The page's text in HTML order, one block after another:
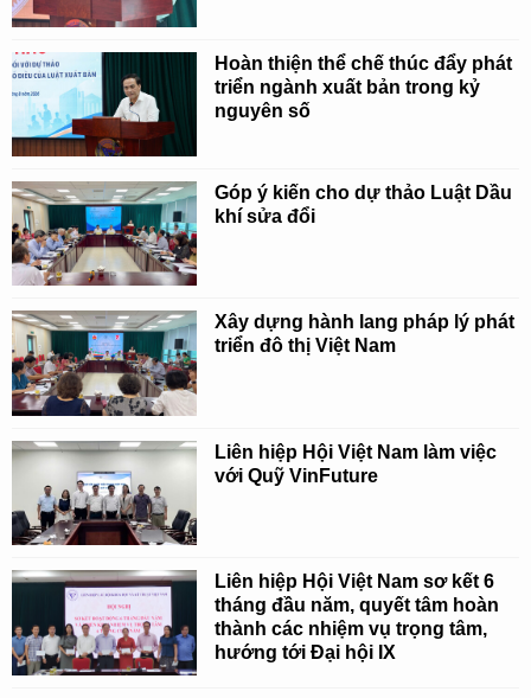
Hoàn thiện thể chế thúc đẩy phát
triển ngành xuất bản trong kỷ
nguyên số
Góp ý kiến cho dự thảo Luật Dầu
khí sửa đổi
Xây dựng hành lang pháp lý phát
triển đô thị Việt Nam
Liên hiệp Hội Việt Nam làm việc
với Quỹ VinFuture
Liên hiệp Hội Việt Nam sơ kết 6
tháng đầu năm, quyết tâm hoàn
thành các nhiệm vụ trọng tâm,
hướng tới Đại hội IX